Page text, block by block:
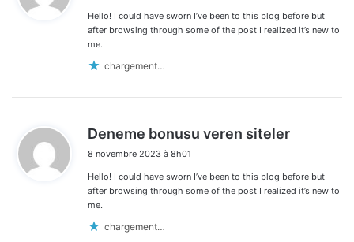
:
Hello! I could have sworn I’ve been to this blog before but
after browsing through some of the post I realized it’s new to
me.
chargement…
Deneme bonusu veren siteler
:
8 novembre 2023 à 8h01
Hello! I could have sworn I’ve been to this blog before but
after browsing through some of the post I realized it’s new to
me.
chargement…